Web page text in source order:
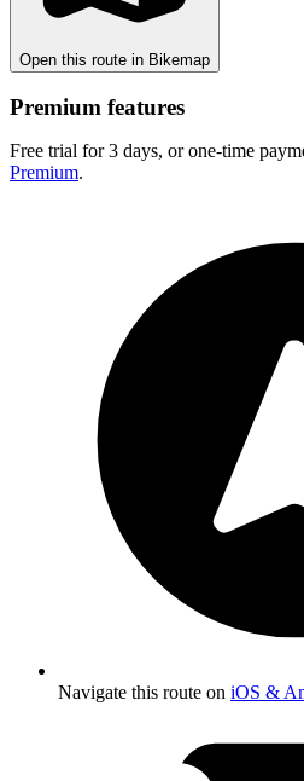
Open this route in Bikemap
Premium features
Free trial for 3 days, or one-time
Premium.
Navigate this route on iOS &